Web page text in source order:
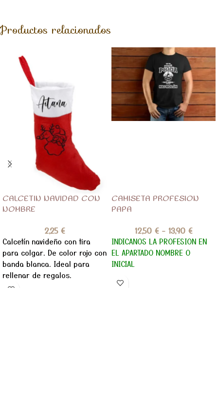
Productos relacionados
CALCETIN NAVIDAD CON
NOMBRE
2,25 €
Calcetín navideño con tira
para colgar. De color rojo con
banda blanca. Ideal para
rellenar de regalos.
PERSONALIZALO CON TU
CAMISETA PROFESION
PAPA
12,50 € - 13,90 €
INDICANOS LA PROFESION EN
EL APARTADO NOMBRE O
INICIAL